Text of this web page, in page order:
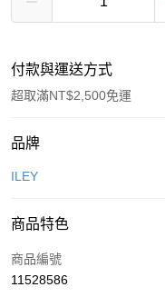
付款與運送方式
超取滿NT$2,500免運
付款方式
信用卡一次付款
合作金庫商業銀行
華南商業銀行
超商取貨付款
品牌
ILEY
商品特色
商品編號
11528586